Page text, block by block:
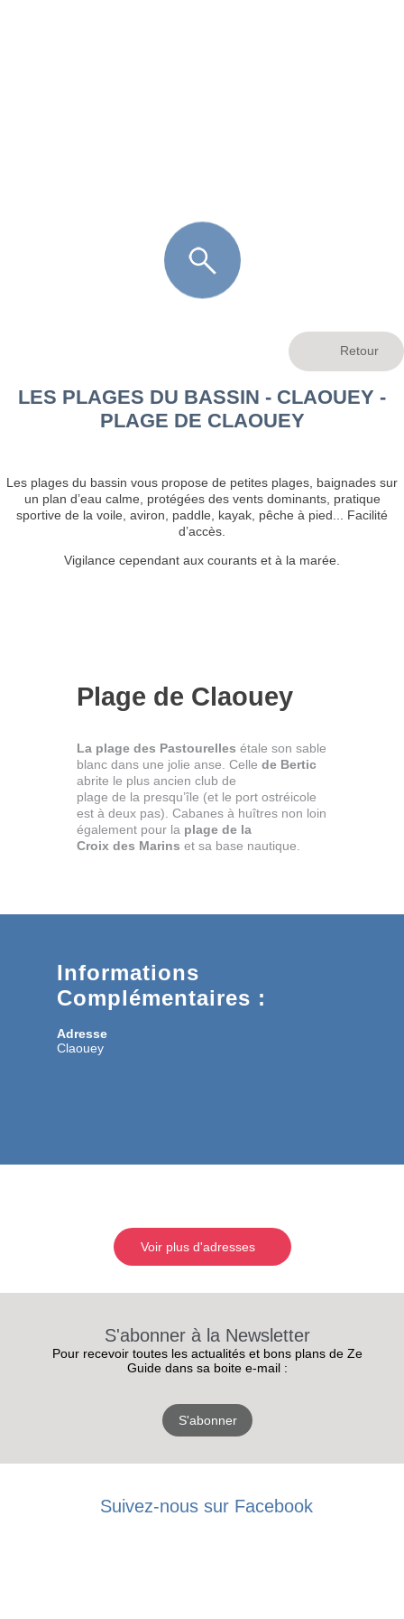
LES PLAGES DU BASSIN - CLAOUEY -
PLAGE DE CLAOUEY
Les plages du bassin vous propose de petites plages, baignades sur
un plan d’eau calme, protégées des vents dominants, pratique
sportive de la voile, aviron, paddle, kayak, pêche à pied... Facilité
d’accès.
Vigilance cependant aux courants et à la marée.
Plage de Claouey
La plage des Pastourelles étale son sable
blanc dans une jolie anse. Celle de Bertic
abrite le plus ancien club de
plage de la presqu’île (et le port ostréicole
est à deux pas). Cabanes à huîtres non loin
également pour la plage de la
Croix des Marins et sa base nautique.
Informations
Complémentaires :
Adresse
Claouey
Voir plus d'adresses
S'abonner à la Newsletter
Pour recevoir toutes les actualités et bons plans de Ze
Guide dans sa boite e-mail :
S'abonner
Suivez-nous sur Facebook